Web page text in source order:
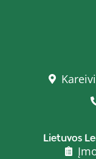
Lietuvos